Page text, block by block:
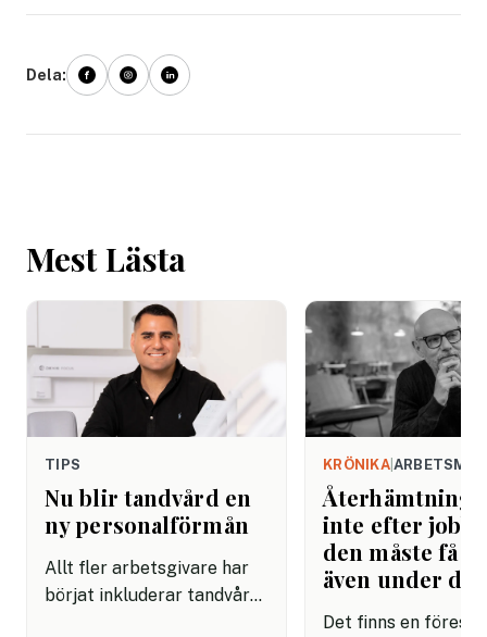
Dela:
Mest Lästa
TIPS
Nu blir tandvård en
ny personalförmån
Allt fler arbetsgivare har
börjat inkluderar tandvård i
KRÖNIKA|
Återhämtning
inte efter
den måste få
även under
Det finns en